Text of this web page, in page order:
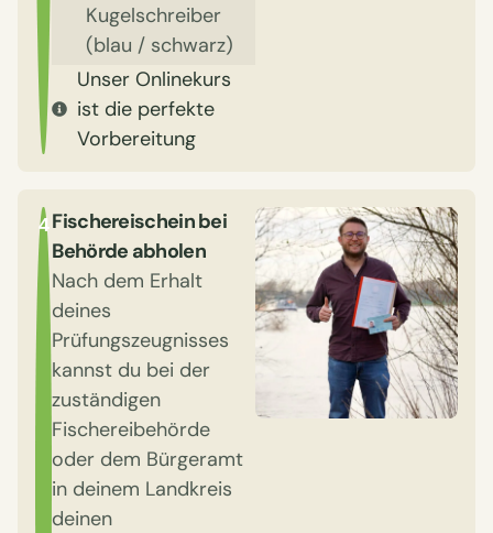
Kugelschreiber
(blau / schwarz)
Unser Onlinekurs
ist die perfekte
Vorbereitung
4Fischereischein bei
Behörde abholen
Nach dem Erhalt
deines
Prüfungszeugnisses
kannst du bei der
zuständigen
Fischereibehörde
oder dem Bürgeramt
in deinem Landkreis
deinen